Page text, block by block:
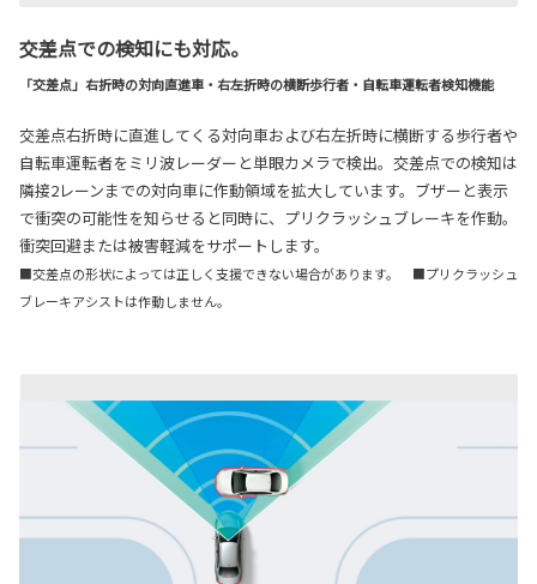
交差点での検知にも対応。
「交差点」右折時の対向直進車・右左折時の横断歩行者・自転車運転者検知機能
交差点右折時に直進してくる対向車および右左折時に横断する歩行者や
自転車運転者をミリ波レーダーと単眼カメラで検出。交差点での検知は
隣接2レーンまでの対向車に作動領域を拡大しています。ブザーと表示
で衝突の可能性を知らせると同時に、プリクラッシュブレーキを作動。
衝突回避または被害軽減をサポートします。
■交差点の形状によっては正しく支援できない場合があります。 ■プリクラッシュ
ブレーキアシストは作動しません。